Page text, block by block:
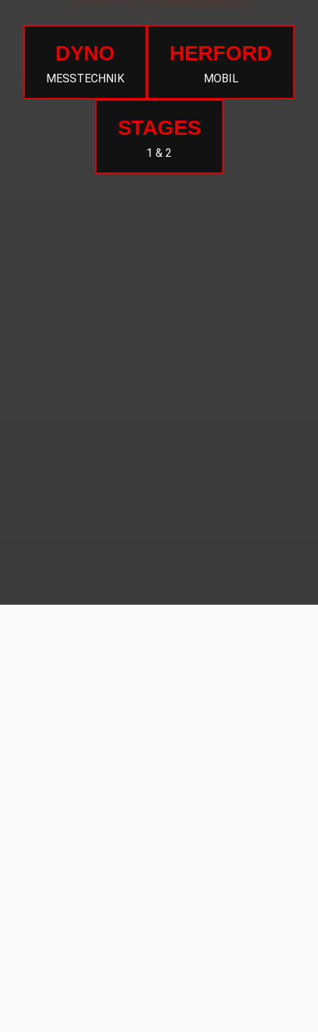
DYNO
MESSTECHNIK
HERFORD
MOBIL
STAGES
1 & 2